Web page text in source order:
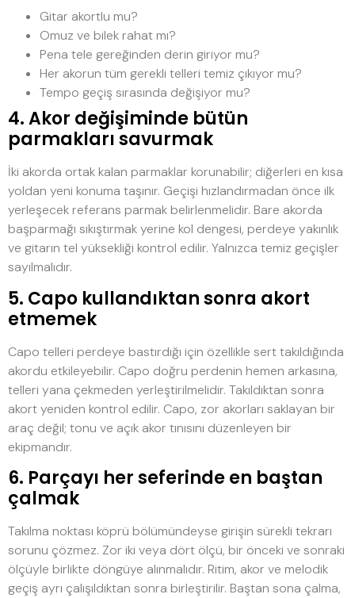
Gitar akortlu mu?
Omuz ve bilek rahat mı?
Pena tele gereğinden derin giriyor mu?
Her akorun tüm gerekli telleri temiz çıkıyor mu?
Tempo geçiş sırasında değişiyor mu?
4. Akor değişiminde bütün
parmakları savurmak
İki akorda ortak kalan parmaklar korunabilir; diğerleri en kısa
yoldan yeni konuma taşınır. Geçişi hızlandırmadan önce ilk
yerleşecek referans parmak belirlenmelidir. Bare akorda
başparmağı sıkıştırmak yerine kol dengesi, perdeye yakınlık
ve gitarın tel yüksekliği kontrol edilir. Yalnızca temiz geçişler
sayılmalıdır.
5. Capo kullandıktan sonra akort
etmemek
Capo telleri perdeye bastırdığı için özellikle sert takıldığında
akordu etkileyebilir. Capo doğru perdenin hemen arkasına,
telleri yana çekmeden yerleştirilmelidir. Takıldıktan sonra
akort yeniden kontrol edilir. Capo, zor akorları saklayan bir
araç değil; tonu ve açık akor tınısını düzenleyen bir
ekipmandır.
6. Parçayı her seferinde en baştan
çalmak
Takılma noktası köprü bölümündeyse girişin sürekli tekrarı
sorunu çözmez. Zor iki veya dört ölçü, bir önceki ve sonraki
ölçüyle birlikte döngüye alınmalıdır. Ritim, akor ve melodik
geçiş ayrı çalışıldıktan sonra birleştirilir. Baştan sona çalma,